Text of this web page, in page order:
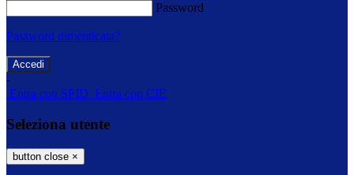
Password
Password dimenticata?
-
Entra con SPID Entra con CIE
Seleziona utente
button close ×